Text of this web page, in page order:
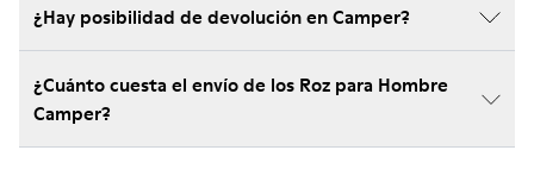
¿Hay posibilidad de devolución en Camper?
¿Cuánto cuesta el envío de los Roz para Hombre
Camper?